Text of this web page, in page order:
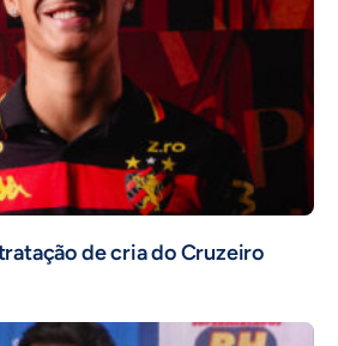
de cria do Cruzeiro